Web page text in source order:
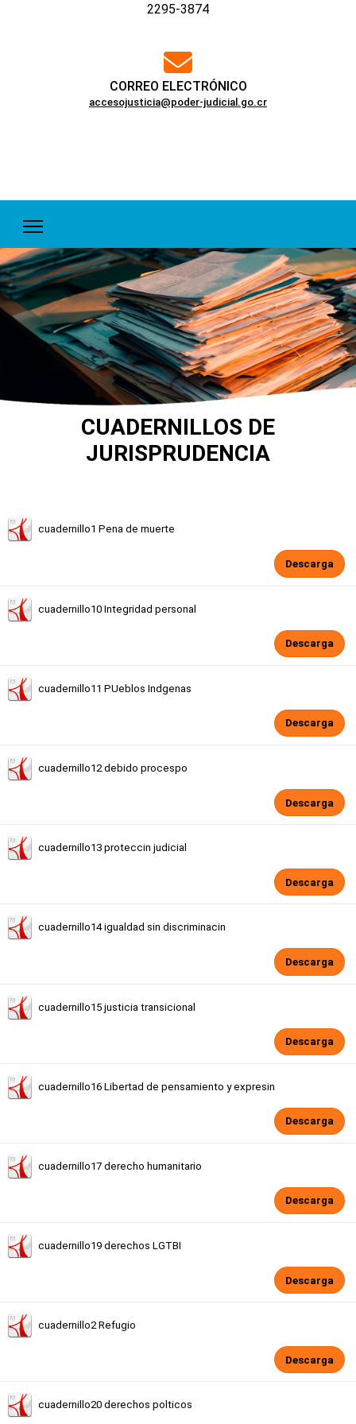
2295-3874
far
envelope
CORREO ELECTRÓNICO
accesojusticia@poder-judicial.go.cr
CUADERNILLOS DE
JURISPRUDENCIA
cuadernillo1 Pena de muerte
Descarga
cuadernillo10 Integridad personal
Descarga
cuadernillo11 PUeblos Indgenas
Descarga
cuadernillo12 debido procespo
Descarga
cuadernillo13 proteccin judicial
Descarga
cuadernillo14 igualdad sin discriminacin
Descarga
cuadernillo15 justicia transicional
Descarga
cuadernillo16 Libertad de pensamiento y expresin
Descarga
cuadernillo17 derecho humanitario
Descarga
cuadernillo19 derechos LGTBI
Descarga
cuadernillo2 Refugio
Descarga
cuadernillo20 derechos polticos